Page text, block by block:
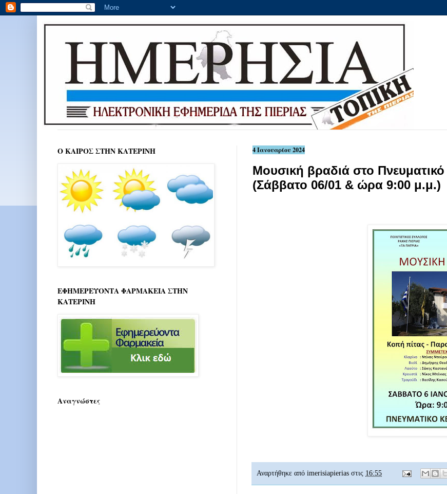
4 Ιανουαρίου 2024
Μουσική βραδιά στο
(Σάββατο 06/01 & ώρα 9:00 μ.μ.)
Αναρτήθηκε από imerisiapierias στις 16:55
Ο ΚΑΙΡΟΣ ΣΤΗΝ ΚΑΤΕΡΙΝΗ
ΕΦΗΜΕΡΕΥΟΝΤΑ ΦΑΡΜΑΚΕΙΑ ΣΤΗΝ
ΚΑΤΕΡΙΝΗ
Αναγνώστες